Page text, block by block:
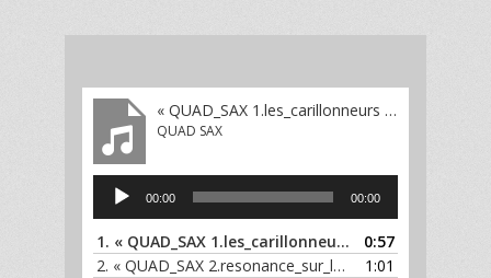
« QUAD_SAX 1.les_carillonneurs extrait »
QUAD SAX
Lecteur
audio
00:00 00:00
1. « QUAD_SAX 1.les_carillonneurs extrait »
0:57
2. « QUAD_SAX 2.resonance_sur_le_temps extrait »
1:01